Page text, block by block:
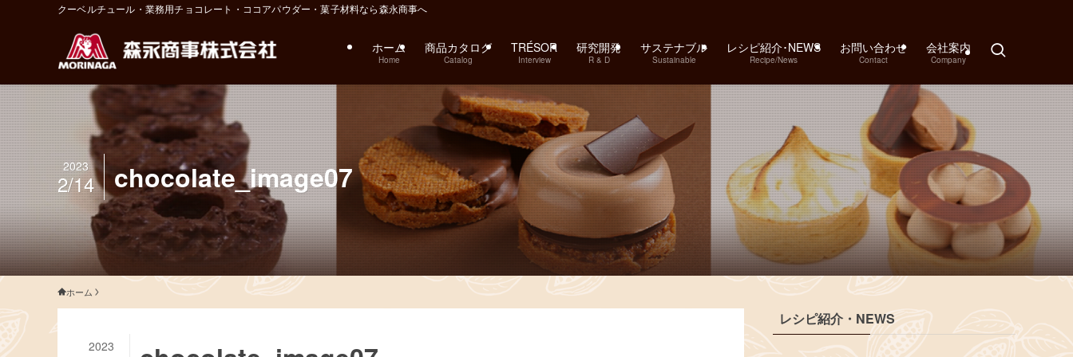
クーベルチュール・業務用チョコレート・ココアパウダー・菓子材料なら森永商事へ
ホーム
Home
商品カタログ
Catalog
TRÉSOR
Interview
研究開発
R & D
サステナブル
Sustainable
レシピ紹介･NEWS
Recipe/News
お問い合わせ
Contact
会社案内
Company
chocolate_image07
2023
2/14
ホーム
2023
レシピ紹介・NEWS